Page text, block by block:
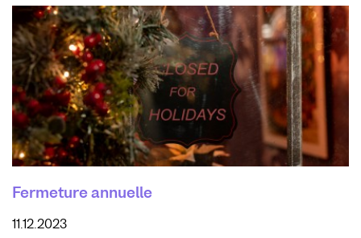
Fermeture annuelle
11.12.2023